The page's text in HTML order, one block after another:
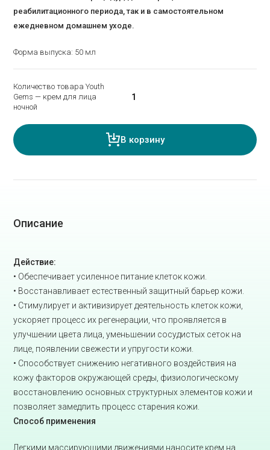
реабилитационного периода, так и в самостоятельном
ежедневном домашнем уходе.
Форма выпуска: 50 мл
Количество товара Youth
Gems — крем для лица
ночной
В корзину
Описание
Действие:
• Обеспечивает усиленное питание клеток кожи.
• Восстанавливает естественный защитный барьер кожи.
• Стимулирует и активизирует деятельность клеток кожи,
ускоряет процесс их регенерации, что проявляется в
улучшении цвета лица, уменьшении сосудистых сеток на
лице, появлении свежести и упругости кожи.
• Способствует снижению негативного воздействия на
кожу факторов окружающей среды, физиологическому
восстановлению основных структурных элементов кожи и
позволяет замедлить процесс старения кожи.
Способ применения
Легкими массирующими движениями наносите крем на